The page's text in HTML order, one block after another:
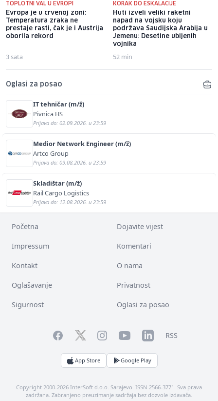
TOPLOTNI VAL U EVROPI
Evropa je u crvenoj zoni:
Temperatura zraka ne
prestaje rasti, čak je i Austrija
oborila rekord
3 sata
KORAK DO ESKALACIJE
Huti izveli veliki raketni
napad na vojsku koju
podržava Saudijska Arabija u
Jemenu: Desetine ubijenih
vojnika
52 min
Oglasi za posao
IT tehničar (m/ž)
Pivnica HS
Prijava do: 02.09.2026. u 23:59
Medior Network Engineer (m/ž)
Artco Group
Prijava do: 09.08.2026. u 23:59
Skladištar (m/ž)
Rail Cargo Logistics
Prijava do: 12.08.2026. u 23:59
Početna Dojavite vijest
Impressum Komentari
Kontakt O nama
Oglašavanje Privatnost
Sigurnost Oglasi za posao
FacebookTwitterInstagramYouTubeLinkedInRSS
App Store Google Play
Copyright 2000-2026 InterSoft d.o.o. Sarajevo. ISSN 2566-3771. Sva prava
zadržana. Zabranjeno preuzimanje sadržaja bez dozvole izdavača.